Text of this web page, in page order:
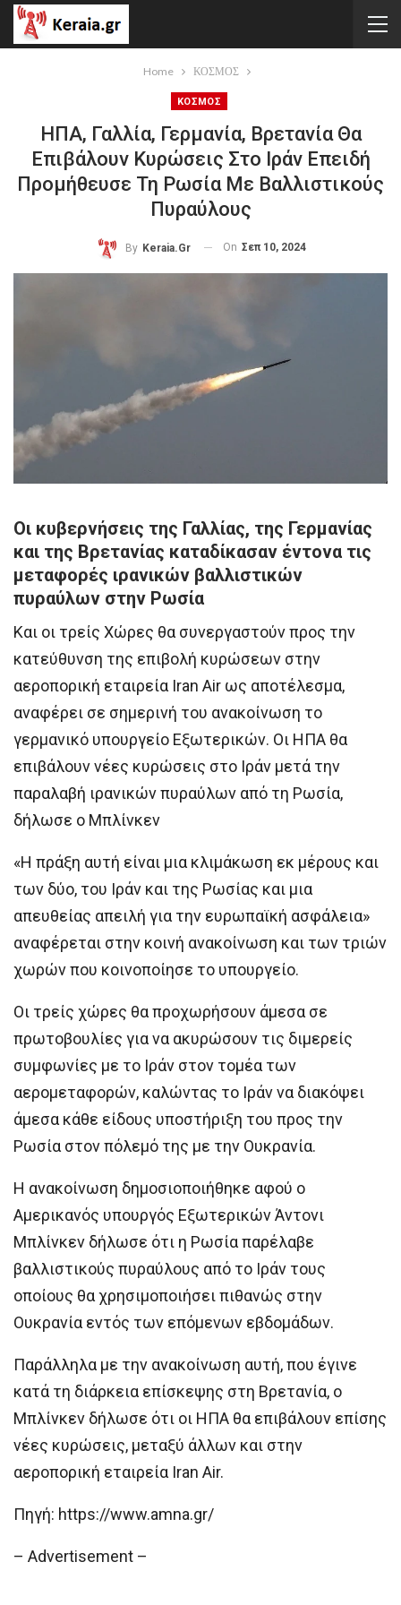
Home ΚΟΣΜΟΣ
ΚΟΣΜΟΣ
ΗΠΑ, Γαλλία, Γερμανία, Βρετανία Θα
Επιβάλουν Κυρώσεις Στο Ιράν Επειδή
Προμήθευσε Τη Ρωσία Με Βαλλιστικούς
Πυραύλους
By Keraia.gr On Σεπ 10, 2024
Οι κυβερνήσεις της Γαλλίας, της Γερμανίας
και της Βρετανίας καταδίκασαν έντονα τις
μεταφορές ιρανικών βαλλιστικών
πυραύλων στην Ρωσία
Και οι τρείς Χώρες θα συνεργαστούν προς την
κατεύθυνση της επιβολή κυρώσεων στην
αεροπoρική εταιρεία Iran Air ως αποτέλεσμα,
αναφέρει σε σημερινή του ανακοίνωση το
γερμανικό υπουργείο Εξωτερικών. Οι ΗΠΑ θα
επιβάλουν νέες κυρώσεις στο Ιράν μετά την
παραλαβή ιρανικών πυραύλων από τη Ρωσία,
δήλωσε ο Μπλίνκεν
«Η πράξη αυτή είναι μια κλιμάκωση εκ μέρους και
των δύο, του Ιράν και της Ρωσίας και μια
απευθείας απειλή για την ευρωπαϊκή ασφάλεια»
αναφέρεται στην κοινή ανακοίνωση και των τριών
χωρών που κοινοποίησε το υπουργείο.
Οι τρείς χώρες θα προχωρήσουν άμεσα σε
πρωτοβουλίες για να ακυρώσουν τις διμερείς
συμφωνίες με το Ιράν στον τομέα των
αερομεταφορών, καλώντας το Ιράν να διακόψει
άμεσα κάθε είδους υποστήριξη του προς την
Ρωσία στον πόλεμό της με την Ουκρανία.
Η ανακοίνωση δημοσιοποιήθηκε αφού ο
Αμερικανός υπουργός Εξωτερικών Άντονι
Μπλίνκεν δήλωσε ότι η Ρωσία παρέλαβε
βαλλιστικούς πυραύλους από το Ιράν τους
οποίους θα χρησιμοποιήσει πιθανώς στην
Ουκρανία εντός των επόμενων εβδομάδων.
Παράλληλα με την ανακοίνωση αυτή, που έγινε
κατά τη διάρκεια επίσκεψης στη Βρετανία, ο
Μπλίνκεν δήλωσε ότι οι ΗΠΑ θα επιβάλουν επίσης
νέες κυρώσεις, μεταξύ άλλων και στην
αεροπορική εταιρεία Iran Air.
Πηγή: https://www.amna.gr/
– Advertisement –